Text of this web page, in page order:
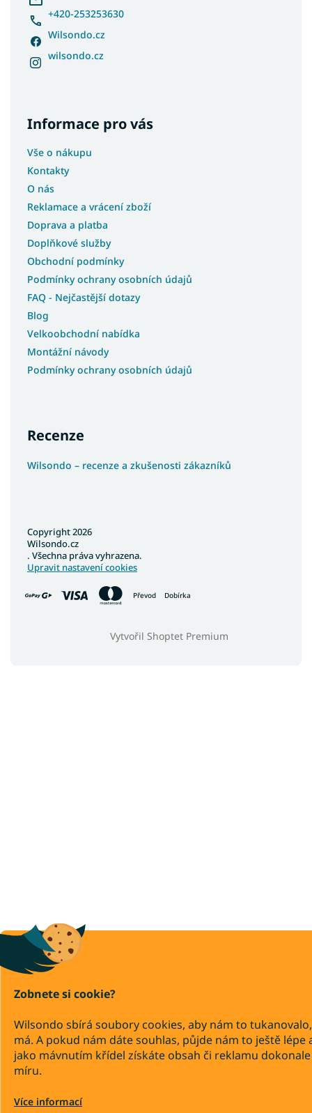
Zobnete si cookie?
Wilsondo sbírá soubory cookies, aby nám to
má. A pokud nám dáte souhlas, půjde nám to ještě lépe
jako mávnutím křídel získáte obsah či reklamu
míru.
Více informací
+420-253253630
Wilsondo.cz
wilsondo.cz
Informace pro vás
Vše o nákupu
Kontakty
O nás
Reklamace a vrácení zboží
Doprava a platba
Doplňkové služby
Obchodní podmínky
Podmínky ochrany osobních údajů
FAQ - Nejčastější dotazy
Blog
Velkoobchodní nabídka
Montážní návody
Podmínky ochrany osobních údajů
Recenze
Wilsondo – recenze a zkušenosti zákazníků
Převod Dobírka
Vytvořil Shoptet Premium
Copyright 2026
Wilsondo.cz
. Všechna práva vyhrazena.
Upravit nastavení cookies